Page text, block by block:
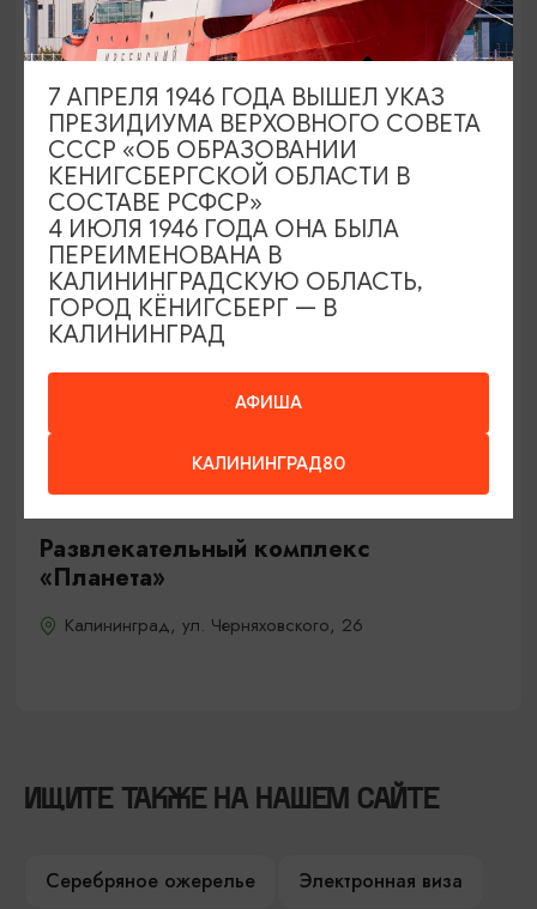
Развлекательный комплекс
«Резиденция Королей»
Калининград, ул. Александра Невского,10
Развлекательный комплекс
«Планета»
Калининград, ул. Черняховского, 26
ИЩИТЕ ТАКЖЕ НА НАШЕМ САЙТЕ
Серебряное ожерелье
Электронная виза
АФИША
КАЛИНИНГРАД80
7 АПРЕЛЯ 1946 ГОДА ВЫШЕЛ УКАЗ
ПРЕЗИДИУМА ВЕРХОВНОГО СОВЕТА
СССР «ОБ ОБРАЗОВАНИИ
КЕНИГСБЕРГСКОЙ ОБЛАСТИ В
СОСТАВЕ РСФСР»
4 ИЮЛЯ 1946 ГОДА ОНА БЫЛА
ПЕРЕИМЕНОВАНА В
КАЛИНИНГРАДСКУЮ ОБЛАСТЬ,
ГОРОД КЁНИГСБЕРГ — В
КАЛИНИНГРАД